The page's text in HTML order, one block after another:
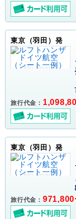
東京（羽田）発
旅行代金：
東京（羽田）発
旅行代金： 971,800